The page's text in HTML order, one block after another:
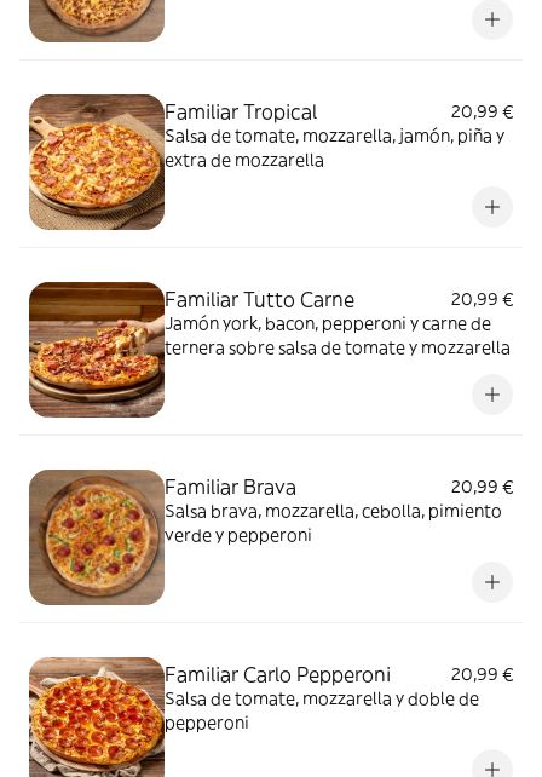
Familiar Tropical
20,99 €
Salsa de tomate, mozzarella, jamón, piña y
extra de mozzarella
Familiar Tutto Carne
20,99 €
Jamón york, bacon, pepperoni y carne de
ternera sobre salsa de tomate y mozzarella
Familiar Brava
20,99 €
Salsa brava, mozzarella, cebolla, pimiento
verde y pepperoni
Familiar Carlo Pepperoni
20,99 €
Salsa de tomate, mozzarella y doble de
pepperoni